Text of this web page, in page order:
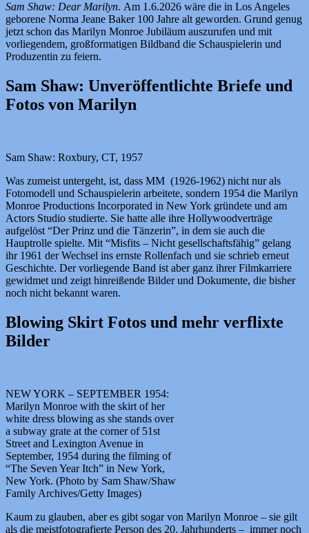
Sam Shaw: Dear Marilyn. Am 1.6.2026 wäre die in Los Angeles
geborene Norma Jeane Baker 100 Jahre alt geworden. Grund genug
jetzt schon das Marilyn Monroe Jubiläum auszurufen und mit
vorliegendem, großformatigen Bildband die Schauspielerin und
Produzentin zu feiern.
Sam Shaw: Unveröffentlichte Briefe und
Fotos von Marilyn
Sam Shaw: Roxbury, CT, 1957
Was zumeist untergeht, ist, dass MM (1926-1962) nicht nur als
Fotomodell und Schauspielerin arbeitete, sondern 1954 die Marilyn
Monroe Productions Incorporated in New York gründete und am
Actors Studio studierte. Sie hatte alle ihre Hollywoodverträge
aufgelöst “Der Prinz und die Tänzerin”, in dem sie auch die
Hauptrolle spielte. Mit “Misfits – Nicht gesellschaftsfähig” gelang
ihr 1961 der Wechsel ins ernste Rollenfach und sie schrieb erneut
Geschichte. Der vorliegende Band ist aber ganz ihrer Filmkarriere
gewidmet und zeigt hinreißende Bilder und Dokumente, die bisher
noch nicht bekannt waren.
Blowing Skirt Fotos und mehr verflixte
Bilder
NEW YORK – SEPTEMBER 1954:
Marilyn Monroe with the skirt of her
white dress blowing as she stands over
a subway grate at the corner of 51st
Street and Lexington Avenue in
September, 1954 during the filming of
“The Seven Year Itch” in New York,
New York. (Photo by Sam Shaw/Shaw
Family Archives/Getty Images)
Kaum zu glauben, aber es gibt sogar von Marilyn Monroe – sie gilt
als die meistfotografierte Person des 20. Jahrhunderts – immer noch